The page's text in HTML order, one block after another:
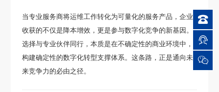



当专业服务商将运维工作转化为可量化的服务产品，企业
收获的不仅是降本增效，更是参与数字化竞争的新基因。
选择与专业伙伴同行，本质是在不确定性的商业环境中，
构建确定性的数字化转型支撑体系。这条路，正是通向未
来竞争力的必由之径。